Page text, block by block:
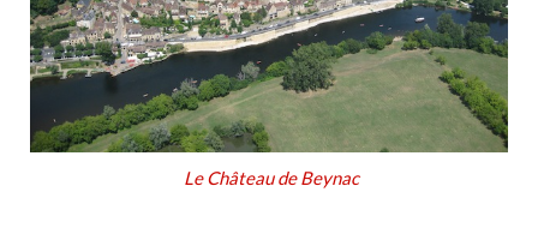
Le Château de Beynac